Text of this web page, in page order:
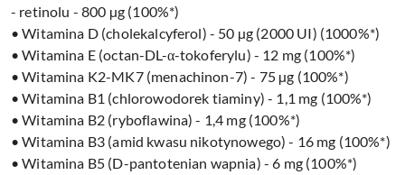
- retinolu - 800 µg (100%*)
• Witamina D (cholekalcyferol) - 50 µg (2000 UI) (1000%*)
• Witamina E (octan-DL-α-tokoferylu) - 12 mg (100%*)
• Witamina K2-MK7 (menachinon-7) - 75 µg (100%*)
• Witamina B1 (chlorowodorek tiaminy) - 1,1 mg (100%*)
• Witamina B2 (ryboflawina) - 1,4 mg (100%*)
• Witamina B3 (amid kwasu nikotynowego) - 16 mg (100%*)
• Witamina B5 (D-pantotenian wapnia) - 6 mg (100%*)